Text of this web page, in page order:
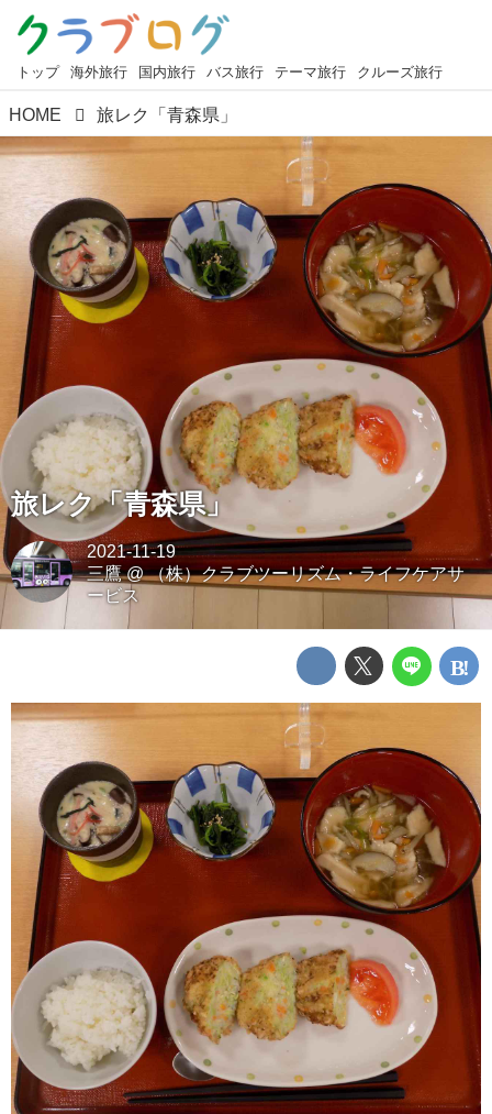
トップ 海外旅行 国内旅行 バス旅行 テーマ旅行 クルーズ旅行
HOME 旅レク「青森県」
旅レク「青森県」
2021-11-19
三鷹@（株）クラブツーリズム・ライフケアサ
ービス